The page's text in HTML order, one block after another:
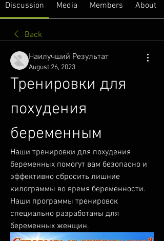
Discussion Media Members About
Back
Наилучший Результат
August 26, 2023
Тренировки для
похудения
беременным
Наши тренировки для похудения
беременных помогут вам безопасно и
эффективно сбросить лишние
килограммы во время беременности.
Наши программы тренировок
специально разработаны для
беременных женщин.